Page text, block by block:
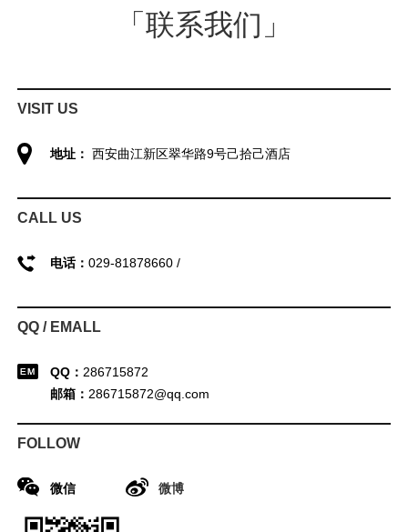
「联系我们」
VISIT US
地址： 西安曲江新区翠华路9号己拾己酒店
CALL US
电话： 029-81878660 /
QQ / EMALL
QQ： 286715872
邮箱： 286715872@qq.com
FOLLOW
微信 微博